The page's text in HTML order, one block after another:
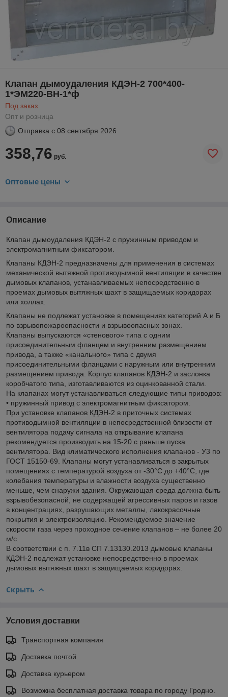
Клапан дымоудаления КДЭН-2 700*400-
1*ЭМ220-ВН-1*ф
Под заказ
Опт и розница
Отправка с 08 сентября 2026
358,76 руб.
Оптовые цены
Описание
Клапан дымоудаления КДЭН-2 с пружинным приводом и
электромагнитным фиксатором.
Клапаны КДЭН-2 предназначены для применения в системах
механической вытяжной противодымной вентиляции в качестве
дымовых клапанов, устанавливаемых непосредственно в
проемах дымовых вытяжных шахт в защищаемых коридорах
или холлах.
Клапаны не подлежат установке в помещениях категорий А и Б
по взрывопожароопасности и взрывоопасных зонах.
Клапаны выпускаются «стенового» типа с одним
присоединительным фланцем и внутренним размещением
привода, а также «канального» типа с двумя
присоединительными фланцами с наружным или внутренним
размещением привода. Корпус клапанов КДЭН-2 и заслонка
коробчатого типа, изготавливаются из оцинкованной стали.
На клапанах могут устанавливаться следующие типы приводов:
• пружинный привод с электромагнитным фиксатором.
При установке клапанов КДЭН-2 в приточных системах
противодымной вентиляции в непосредственной близости от
вентилятора подачу сигнала на открывание клапана
рекомендуется производить на 15-20 с раньше пуска
вентилятора. Вид климатического исполнения клапанов - У3 по
ГОСТ 15150-69. Клапаны могут устанавливаться в закрытых
помещениях с температурой воздуха от -30°С до +40°С, где
колебания температуры и влажности воздуха существенно
меньше, чем снаружи здания. Окружающая среда должна быть
взрывобезопасной, не содержащей агрессивных паров и газов
в концентрациях, разрушающих металлы, лакокрасочные
покрытия и электроизоляцию. Рекомендуемое значение
скорости газа через проходное сечение клапанов – не более 20
м/с.
В соответствии с п. 7.11в СП 7.13130.2013 дымовые клапаны
КДЭН-2 подлежат установке непосредственно в проемах
дымовых вытяжных шахт в защищаемых коридорах.
Скрыть
Условия доставки
Транспортная компания
Доставка почтой
Доставка курьером
Возможна бесплатная доставка товара по городу Гродно.